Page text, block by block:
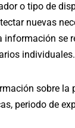
o tipo de
nuevas
se
individuales.
sobre
periodo de